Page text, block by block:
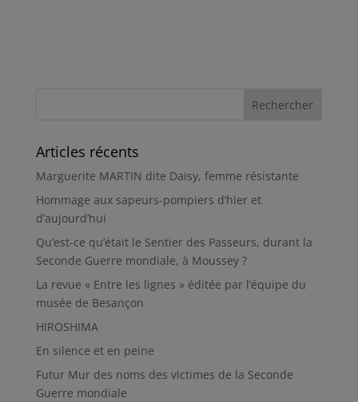
Articles récents
Marguerite MARTIN dite Daisy, femme résistante
Hommage aux sapeurs-pompiers d’hier et
d’aujourd’hui
Qu’est-ce qu’était le Sentier des Passeurs, durant la
Seconde Guerre mondiale, à Moussey ?
La revue « Entre les lignes » éditée par l’équipe du
musée de Besançon
HIROSHIMA
En silence et en peine
Futur Mur des noms des victimes de la Seconde
Guerre mondiale